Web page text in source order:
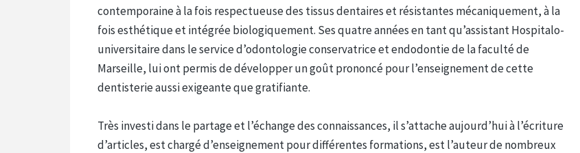
contemporaine à la fois respectueuse des tissus dentaires et résistantes mécaniquement, à la
fois esthétique et intégrée biologiquement. Ses quatre années en tant qu’assistant Hospitalo-
universitaire dans le service d’odontologie conservatrice et endodontie de la faculté de
Marseille, lui ont permis de développer un goût prononcé pour l’enseignement de cette
dentisterie aussi exigeante que gratifiante.
Très investi dans le partage et l’échange des connaissances, il s’attache aujourd’hui à l’écriture
d’articles, est chargé d’enseignement pour différentes formations, est l’auteur de nombreux